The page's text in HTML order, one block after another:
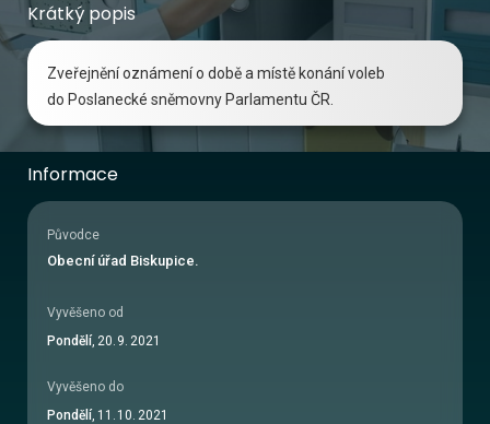
Krátký popis
Zveřejnění oznámení o době a místě konání voleb
do Poslanecké sněmovny Parlamentu ČR.
Informace
Původce
Obecní úřad Biskupice.
Vyvěšeno od
Pondělí, 20. 9. 2021
Vyvěšeno do
Pondělí, 11 . 10. 2021